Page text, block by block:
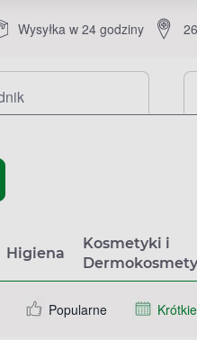
Wysyłka w 24 godziny
Higiena
Kosmetyki i
Popularne